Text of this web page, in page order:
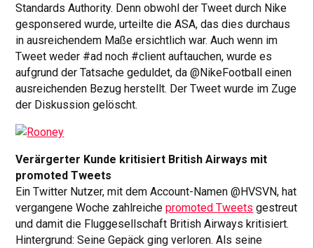
Standards Authority. Denn obwohl der Tweet durch Nike
gesponsered wurde, urteilte die ASA, das dies durchaus
in ausreichendem Maße ersichtlich war. Auch wenn im
Tweet weder #ad noch #client auftauchen, wurde es
aufgrund der Tatsache geduldet, da @NikeFootball einen
ausreichenden Bezug herstellt. Der Tweet wurde im Zuge
der Diskussion gelöscht.
Verärgerter Kunde kritisiert British Airways mit
promoted Tweets
Ein Twitter Nutzer, mit dem Account-Namen @HVSVN, hat
vergangene Woche zahlreichepromoted Tweets gestreut
und damit die Fluggesellschaft British Airways kritisiert.
Hintergrund: Seine Gepäck ging verloren. Als seine